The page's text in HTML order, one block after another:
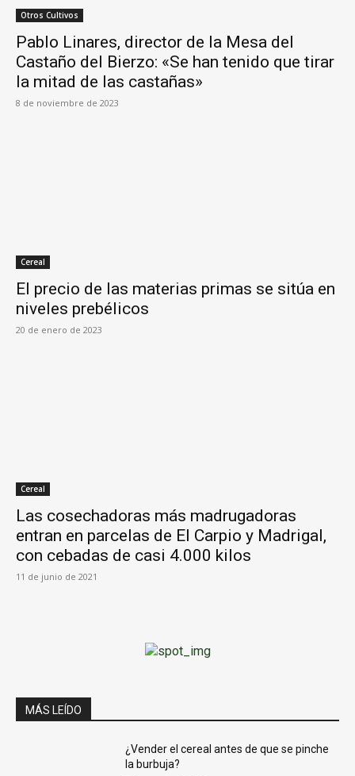
Otros Cultivos
Pablo Linares, director de la Mesa del
Castaño del Bierzo: «Se han tenido que tirar
la mitad de las castañas»
8 de noviembre de 2023
Cereal
El precio de las materias primas se sitúa en
niveles prebélicos
20 de enero de 2023
Cereal
Las cosechadoras más madrugadoras
entran en parcelas de El Carpio y Madrigal,
con cebadas de casi 4.000 kilos
11 de junio de 2021
MÁS LEÍDO
¿Vender el cereal antes de que se pinche
la burbuja?